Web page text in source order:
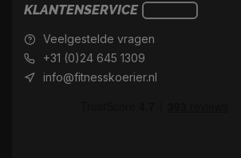
KLANTENSERVICE
Veelgestelde vragen
+31 (0)24 645 1309
info@fitnesskoerier.nl